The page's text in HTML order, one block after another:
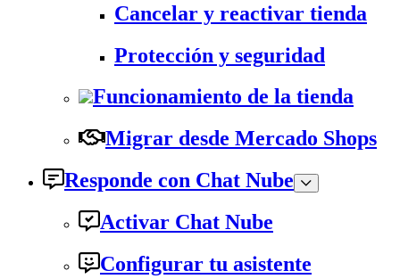
Cancelar y reactivar tienda
Protección y seguridad
Funcionamiento de la tienda
Migrar desde Mercado Shops
Responde con Chat Nube
Activar Chat Nube
Configurar tu asistente